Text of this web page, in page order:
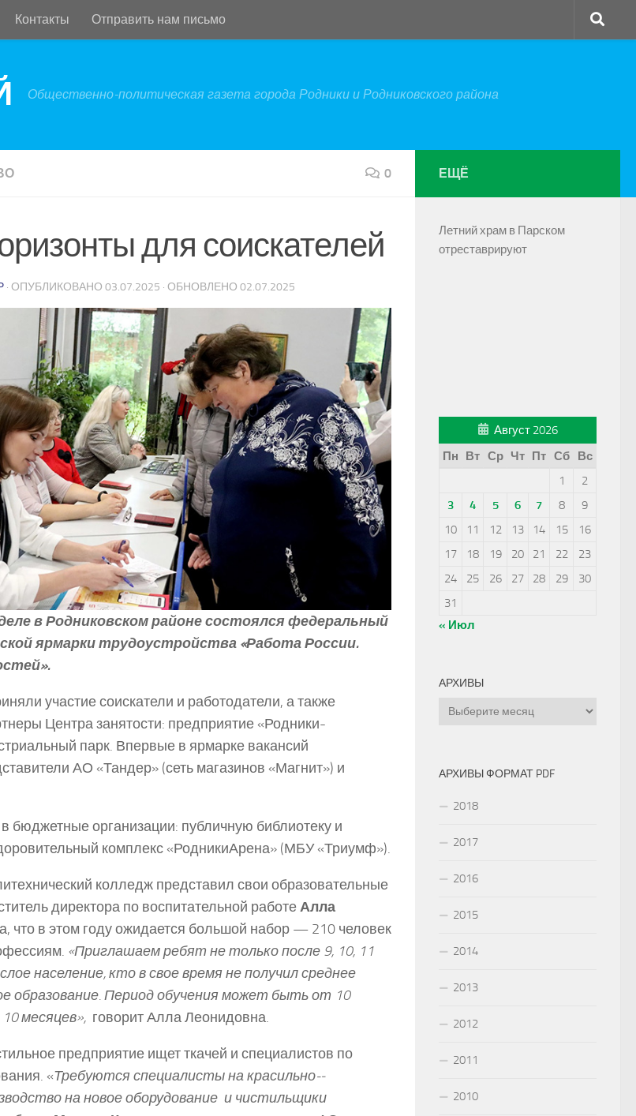
Контакты Отправить нам письмо
Общественно-политическая газета города Родники и Родниковского района
0
для соискателей
· ОПУБЛИКОВАНО 03.07.2025 · ОБНОВЛЕНО 02.07.2025
в Родниковском районе состоялся федеральный
ярмарки трудоустройства «Работа России.
участие соискатели и работодатели, а также
Центра занятости: предприятие «Родники­-
парк. Впервые в ярмарке вакансий
АО «Тандер» (сеть магазинов «Магнит») и
бюджетные организации: публичную библиотеку и
комплекс «Родники­Арена» (МБУ «Триумф»).
колледж представил свои образовательные
директора по воспитательной работеАлла
что в этом году ожидается большой набор — 210 человек
«Приглашаем ребят не только после 9, 10, 11
население, кто в свое время не получил среднее
образование. Период обучения может быть от 10
месяцев», ­ говорит Алла Леонидовна.
предприятие ищет ткачей и специалистов по
«Требуются специалисты на красильно-­
на новое оборудование и чистильщики
ЕЩЁ
Летний храм в Парском
отреставрируют
Август 2026
Пн
Вт Ср Чт Пт Сб
Вс
1
2
3
4 5 6 7 8
9
10
11 12 13 14 15
16
17
18 19 20 21 22
23
24
25 26 27 28 29
30
31
« Июл
АРХИВЫ
Архивы
АРХИВЫ ФОРМАТ PDF
2018
2017
2016
2015
2014
2013
2012
2011
2010